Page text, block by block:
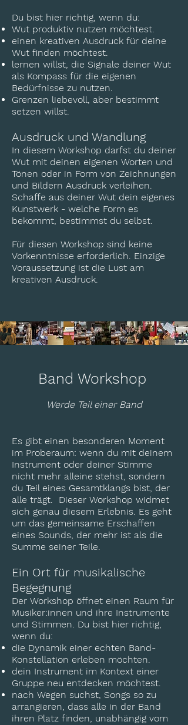
Du bist hier richtig, wenn du:
Wut produktiv nutzen möchtest.
einen kreativen Ausdruck für deine
Wut finden möchtest.
lernen willst, die Signale deiner Wut
als Kompass für die eigenen
Bedürfnisse zu nutzen.
Grenzen liebevoll, aber bestimmt
setzen willst.
Ausdruck und Wandlung
In diesem Workshop darfst du deiner
Wut mit deinen eigenen Worten und
Tönen oder in Form von Zeichnungen
und Bildern Ausdruck verleihen.
Schaffe aus deiner Wut dein eigenes
Kunstwerk - welche Form es
bekommt, bestimmst du selbst.
Für diesen Workshop sind keine
Vorkenntnisse erforderlich. Einzige
Voraussetzung ist die Lust am
kreativen Ausdruck.
Band Workshop
Werde Teil einer Band
Es gibt einen besonderen Moment
im Proberaum: wenn du mit deinem
Instrument oder deiner Stimme
nicht mehr alleine stehst, sondern
du Teil eines Gesamtklangs bist, der
alle trägt. Dieser Workshop widmet
sich genau diesem Erlebnis. Es geht
um das gemeinsame Erschaffen
eines Sounds, der mehr ist als die
Summe seiner Teile.
Ein Ort für musikalische
Begegnung
Der Workshop öffnet einen Raum für
Musiker:innen und ihre Instrumente
und Stimmen. Du bist hier richtig,
wenn du:
die Dynamik einer echten Band-
Konstellation erleben möchten.
dein Instrument im Kontext einer
Gruppe neu entdecken möchtest.
nach Wegen suchst, Songs so zu
arrangieren, dass alle in der Band
ihren Platz finden, unabhängig vom